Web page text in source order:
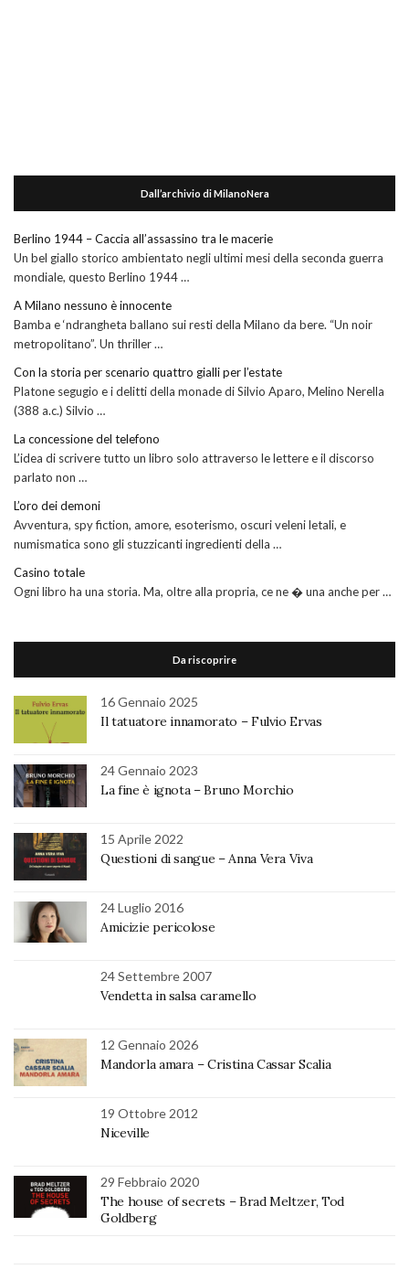
Dall’archivio di MilanoNera
Berlino 1944 – Caccia all’assassino tra le macerie
Un bel giallo storico ambientato negli ultimi mesi della seconda guerra
mondiale, questo Berlino 1944 …
A Milano nessuno è innocente
Bamba e ‘ndrangheta ballano sui resti della Milano da bere. “Un noir
metropolitano”. Un thriller …
Con la storia per scenario quattro gialli per l’estate
Platone segugio e i delitti della monade di Silvio Aparo, Melino Nerella
(388 a.c.) Silvio …
La concessione del telefono
L’idea di scrivere tutto un libro solo attraverso le lettere e il discorso
parlato non …
L’oro dei demoni
Avventura, spy fiction, amore, esoterismo, oscuri veleni letali, e
numismatica sono gli stuzzicanti ingredienti della …
Casino totale
Ogni libro ha una storia. Ma, oltre alla propria, ce ne � una anche per …
Da riscoprire
16 Gennaio 2025
Il tatuatore innamorato – Fulvio Ervas
24 Gennaio 2023
La fine è ignota – Bruno Morchio
15 Aprile 2022
Questioni di sangue – Anna Vera Viva
24 Luglio 2016
Amicizie pericolose
24 Settembre 2007
Vendetta in salsa caramello
12 Gennaio 2026
Mandorla amara – Cristina Cassar Scalia
19 Ottobre 2012
Niceville
29 Febbraio 2020
The house of secrets – Brad Meltzer, Tod
Goldberg